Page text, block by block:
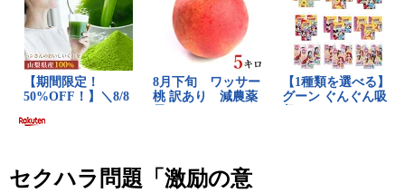
セクハラ問題「激励の意